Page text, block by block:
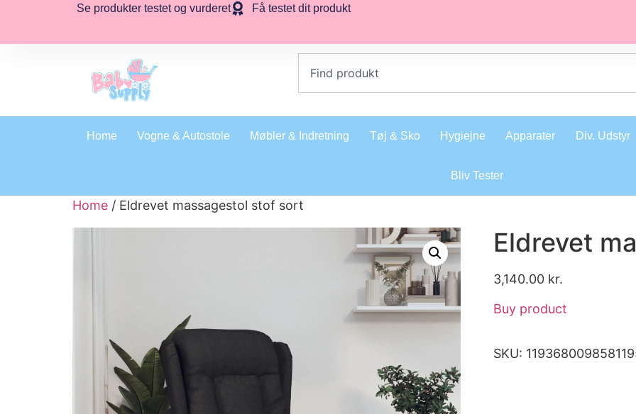
Se produkter testet og vurderet Få testet dit produkt
Home Vogne & Autostole Møbler & Indretning Tøj & Sko Hygiejne Apparater Div. Udstyr
Bliv Tester
Home / Eldrevet massagestol stof sort
Eldrevet
3,140.00 kr.
Buy product
SKU: